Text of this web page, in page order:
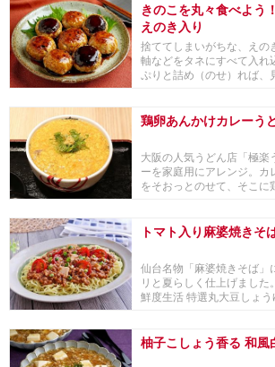
きのこを丸々食べよう
えのき入り
捨ててしまいがちな、えの
軸などをタネにすべて入れ
ぷりと詰め（のせ）れば、
鶏卵あんかけカレーう
大阪の人気うどん店「極楽
ーを家庭用にアレンジ。カ
をそおっとのせて、そこに
トマト入り麻婆焼きそ
仙台名物「麻婆焼きそば」
リと夏らしく仕上げまし
鮮度生活 特選丸大豆しょ
柚子こしょう香る 和風